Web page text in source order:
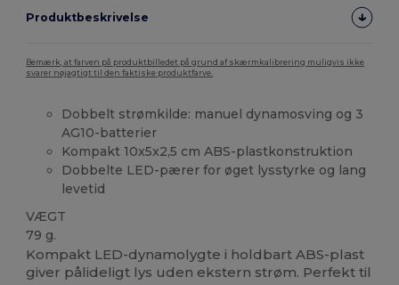
Produktbeskrivelse
Bemærk, at farven på produktbilledet på grund af skærmkalibrering muligvis ikke
svarer nøjagtigt til den faktiske produktfarve.
Dobbelt strømkilde: manuel dynamosving og 3
AG10-batterier
Kompakt 10x5x2,5 cm ABS-plastkonstruktion
Dobbelte LED-pærer for øget lysstyrke og lang
levetid
VÆGT
79 g.
Kompakt LED-dynamolygte i holdbart ABS-plast
giver pålideligt lys uden ekstern strøm. Perfekt til